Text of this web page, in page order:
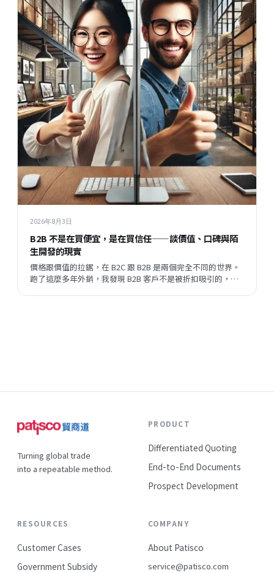
2026年8月3日
B2B 不是在買便宜，是在買信任——談價值、口碑與陌
生開發的現實
價格跟價值的拉鋸，在 B2C 跟 B2B 是兩個完全不同的世界。
跑了這麼多年外銷，我發現 B2B 客戶不是被折扣吸引的，他
Turning global trade
into a repeatable method.
PRODUCT
Differentiated Quoting
End-to-End Documents
Prospect Development
RESOURCES
Customer Cases
Government Subsidy
COMPANY
About Patisco
service@patisco.com